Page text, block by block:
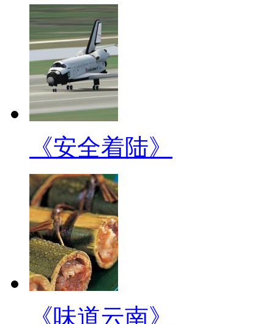
《安全着陆》
《味道云南》